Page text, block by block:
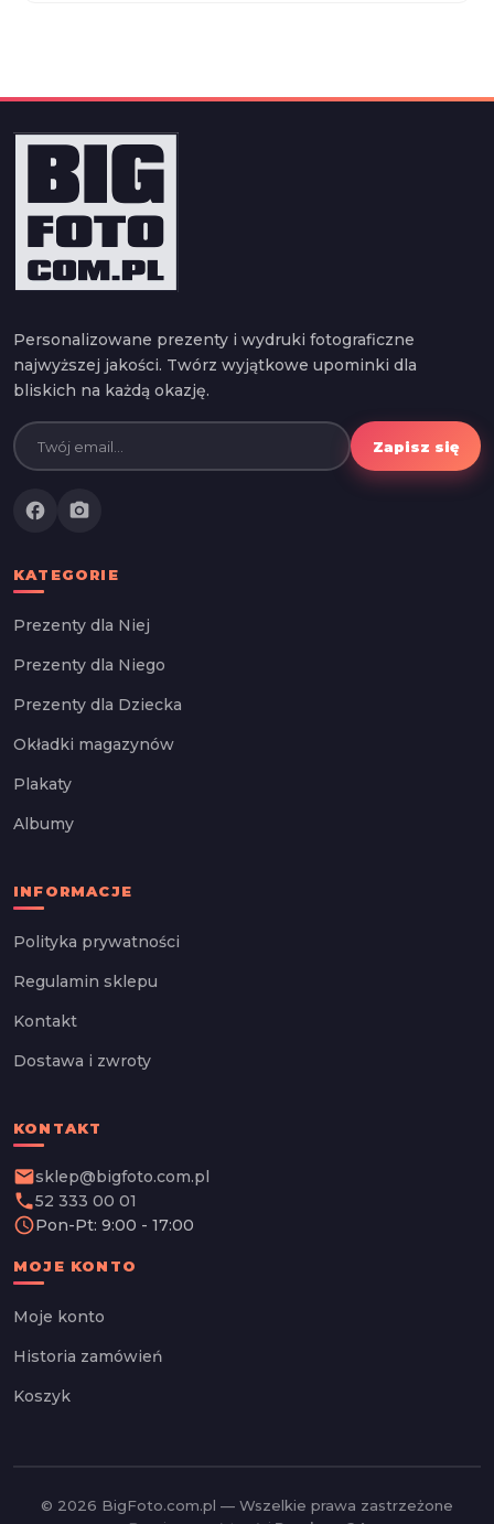
Personalizowane prezenty i wydruki fotograficzne
najwyższej jakości. Twórz wyjątkowe upominki dla
bliskich na każdą okazję.
Zapisz się
facebook photo_camera
KATEGORIE
Prezenty dla Niej
Prezenty dla Niego
Prezenty dla Dziecka
Okładki magazynów
Plakaty
Albumy
INFORMACJE
Polityka prywatności
Regulamin sklepu
Kontakt
Dostawa i zwroty
KONTAKT
emailsklep@bigfoto.com.pl
phone52 333 00 01
schedulePon-Pt: 9:00 - 17:00
MOJE KONTO
Moje konto
Historia zamówień
Koszyk
© 2026 BigFoto.com.pl — Wszelkie prawa zastrzeżone